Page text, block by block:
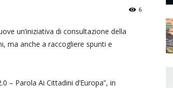
6
un’iniziativa di consultazione della
ma anche a raccogliere spunti e
– Parola Ai Cittadini d’Europa”, in